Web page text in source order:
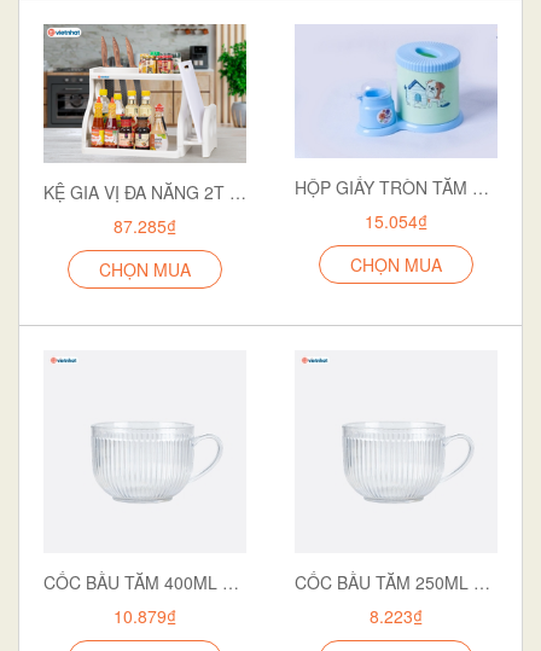
KỆ GIA VỊ ĐA NĂNG 2T 5589-2
87.285₫
CHỌN MUA
HỘP GIẤY TRÒN TĂM 2737
15.054₫
CHỌN MUA
CỐC BẦU TĂM 400ML HOKORI 6391
10.879₫
CỐC BẦU TĂM 250ML HOKORI 6390
8.223₫